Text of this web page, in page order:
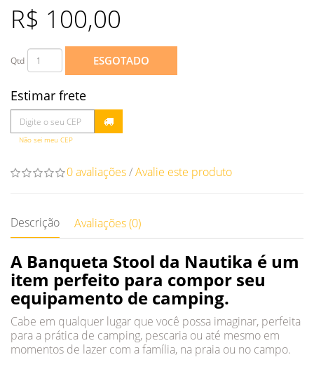
R$ 100,00
Qtd ESGOTADO
Estimar frete
Não sei meu CEP
0 avaliações/Avalie este produto
Descrição Avaliações (0)
A Banqueta Stool da Nautika é um
item perfeito para compor seu
equipamento de camping.
Cabe em qualquer lugar que você possa imaginar, perfeita
para a prática de camping, pescaria ou até mesmo em
momentos de lazer com a família, na praia ou no campo.